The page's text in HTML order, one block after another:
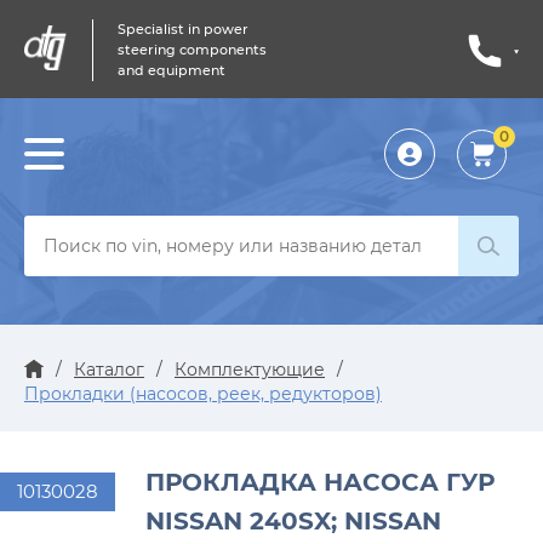
Specialist in power
steering components
and equipment
Личный
кабинет
0
/ Каталог / Комплектующие
/
Прокладки (насосов, реек, редукторов)
10130028
ПРОКЛАДКА НАСОСА ГУР
NISSAN 240SX; NISSAN